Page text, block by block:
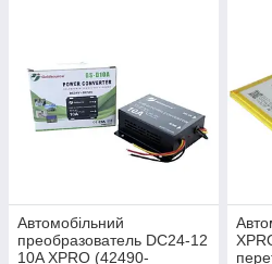
Автомобільний
преобразователь DC24-12
10A XPRO (42490-